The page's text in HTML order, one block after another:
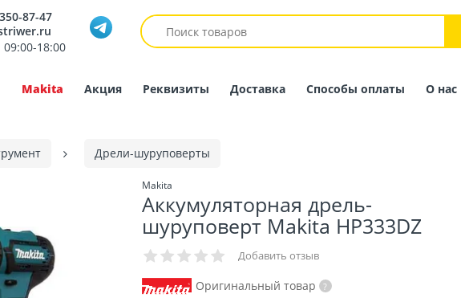
87-47
18:00
Makita Акция Реквизиты Доставка Способы оплаты О нас
Дрели-шуруповерты
Makita
Аккумуляторная дрель-
шуруповерт Makita HP333DZ
Добавить отзыв
Оригинальный товар